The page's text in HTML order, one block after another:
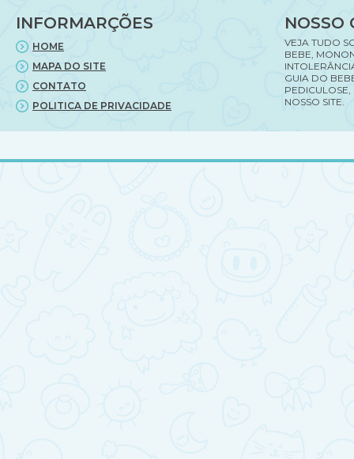
INFORMARÇÕES
HOME
MAPA DO SITE
CONTATO
POLITICA DE PRIVACIDADE
NOSSO
VEJA TUDO
BEBE,
GUIA DO
PEDICULOSE,
NOSSO SITE.